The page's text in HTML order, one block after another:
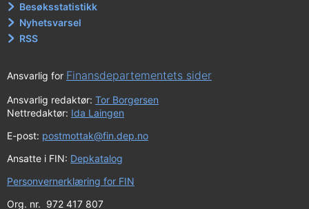
Besøksstatistikk
Nyhetsvarsel
RSS
Ansvarlig for Finansdepartementets sider
Ansvarlig redaktør: Tor Borgersen
Nettredaktør: Ida Laingen
E-post: postmottak@fin.dep.no
Ansatte i FIN: Depkatalog
Personvernerklæring for FIN
Org. nr. 972 417 807